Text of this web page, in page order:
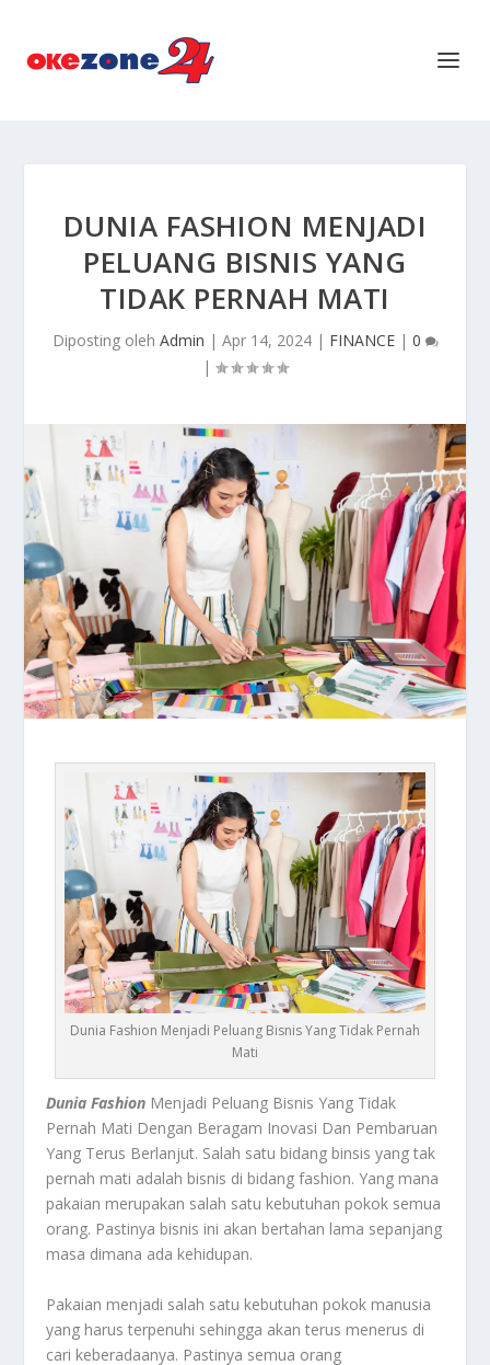
DUNIA FASHION MENJADI
PELUANG BISNIS YANG
TIDAK PERNAH MATI
Diposting oleh Admin | Apr 14, 2024| FINANCE| 0
|
Dunia Fashion Menjadi Peluang Bisnis Yang Tidak Pernah
Mati
Dunia Fashion Menjadi Peluang Bisnis Yang Tidak
Pernah Mati Dengan Beragam Inovasi Dan Pembaruan
Yang Terus Berlanjut. Salah satu bidang binsis yang tak
pernah mati adalah bisnis di bidang fashion. Yang mana
pakaian merupakan salah satu kebutuhan pokok semua
orang. Pastinya bisnis ini akan bertahan lama sepanjang
masa dimana ada kehidupan.
Pakaian menjadi salah satu kebutuhan pokok manusia
yang harus terpenuhi sehingga akan terus menerus di
cari keberadaanya. Pastinya semua orang